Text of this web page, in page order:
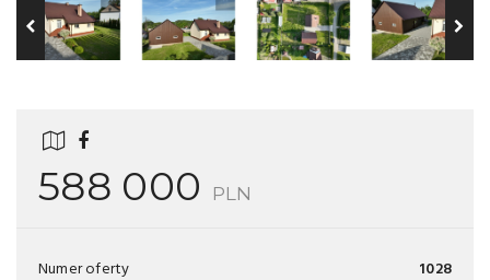
588 000 PLN
Numer oferty
1028